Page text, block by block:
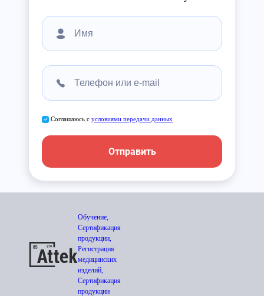
Соглашаюсь с условиями передачи данных
Отправить
Обучение,
Сертификация
продукции,
Регистрация
медицинских
изделий,
Сертификация
продукции